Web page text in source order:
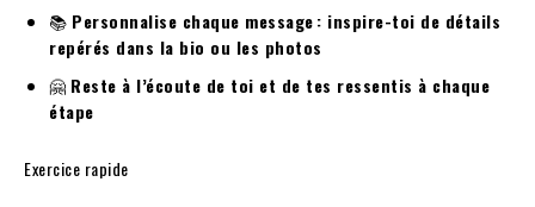
📚 Personnalise chaque message : inspire-toi de détails
repérés dans la bio ou les photos
🤗 Reste à l’écoute de toi et de tes ressentis à chaque
étape
Exercice rapide